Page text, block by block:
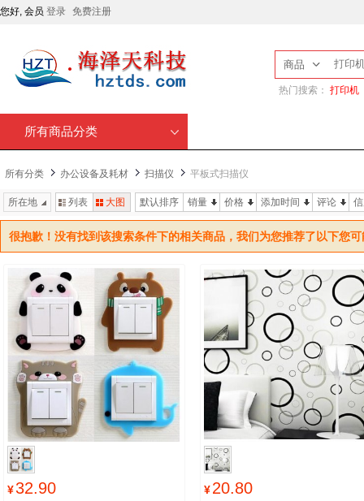
您好, 会员 登录 免费注册
商品
热门搜索： 打印机
所有商品分类
所有分类 办公设备及耗材 扫描仪 平板式扫描仪
所在地 列表 大图 默认排序 销量 价格 添加时间 评论
很抱歉！没有找到该搜索条件下的相关商品，我们为您推荐了以下您
¥32.90 ¥20.80